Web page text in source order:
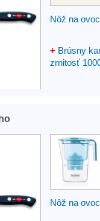
Nôž na
+ Brúsny
zrnitosť
Nôž na